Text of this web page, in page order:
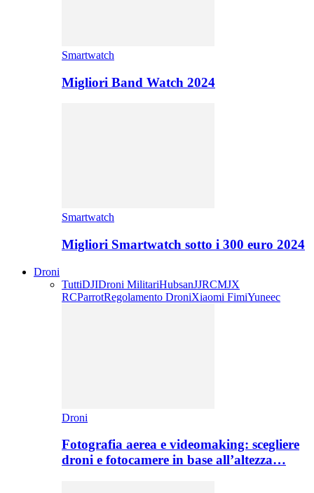
Smartwatch
Migliori Band Watch 2024
Smartwatch
Migliori Smartwatch sotto i 300 euro 2024
Droni
TuttiDJIDroni MilitariHubsanJJRCMJX
RCParrotRegolamento DroniXiaomi FimiYuneec
Droni
Fotografia aerea e videomaking: scegliere
droni e fotocamere in base all’altezza…